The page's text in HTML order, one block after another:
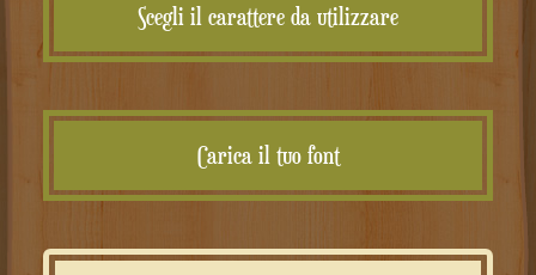
Scegli il carattere da utilizzare
Carica il tuo font